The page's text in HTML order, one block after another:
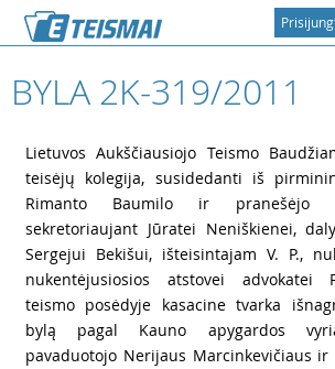
BYLA 2K-319/2011
Lietuvos Aukščiausiojo Teismo
teisėjų kolegija, susidedanti iš
Rimanto Baumilo ir pranešėjo
sekretoriaujant Jūratei Neniškienei,
Sergejui Bekišui, išteisintajam V. P.,
nukentėjusiosios atstovei advokatei
teismo posėdyje kasacine tvarka
bylą pagal Kauno apygardos
pavaduotojo Nerijaus Marcinkevičiaus ir